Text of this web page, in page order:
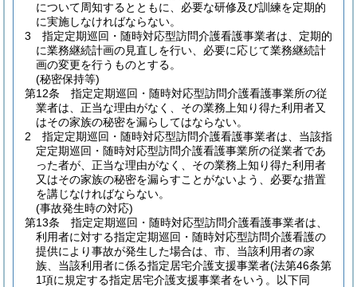
について周知するとともに、必要な研修及び訓練を定期的
に実施しなければならない。
3
指定定期巡回・随時対応型訪問介護看護事業者は、定期的
に業務継続計画の見直しを行い、必要に応じて業務継続計
画の変更を行うものとする。
(秘密保持等)
第12条
指定定期巡回・随時対応型訪問介護看護事業所の従
業者は、正当な理由がなく、その業務上知り得た利用者又
はその家族の秘密を漏らしてはならない。
2
指定定期巡回・随時対応型訪問介護看護事業者は、当該指
定定期巡回・随時対応型訪問介護看護事業所の従業者であ
った者が、正当な理由がなく、その業務上知り得た利用者
又はその家族の秘密を漏らすことがないよう、必要な措置
を講じなければならない。
(事故発生時の対応)
第13条
指定定期巡回・随時対応型訪問介護看護事業者は、
利用者に対する指定定期巡回・随時対応型訪問介護看護の
提供により事故が発生した場合は、市、当該利用者の家
族、当該利用者に係る指定居宅介護支援事業者(法第46条第
1項に規定する指定居宅介護支援事業者をいう。以下同